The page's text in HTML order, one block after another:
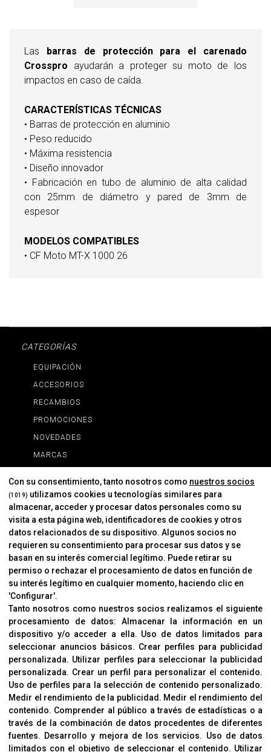
Las barras de protección para el carenado
Crosspro ayudarán a proteger su moto de los
impactos en caso de caída.
CARACTERÍSTICAS TÉCNICAS
• Barras de protección en aluminio
• Peso reducido
• Máxima resistencia
• Diseño innovador
• Fabricación en tubo de aluminio de alta calidad
con 25mm de diámetro y pared de 3mm de
espesor
MODELOS COMPATIBLES
• CF Moto MT-X 1000 26
CATEGORÍAS
EQUIPACIÓN
ACCESORIOS
RECAMBIOS
PROMOCIONES
NOVEDADES
MARCAS
INFORMACIÓN
Contacto
Cambios Y Devoluciones
CORVER
Aviso Legal
Sobre Nosotros
Cookies
Política De Privacidad
OFICINAS
C/ Coneixement 5, 08850
Gavà (Barcelona)
Con su consentimiento, tanto nosotros como nuestros socios
(1019) utilizamos cookies u tecnologías similares para
almacenar, acceder y procesar datos personales como su
visita a esta página web, identificadores de cookies y otros
datos relacionados de su dispositivo. Algunos socios no
requieren su consentimiento para procesar sus datos y se
basan en su interés comercial legítimo. Puede retirar su
permiso o rechazar el procesamiento de datos en función de
su interés legítimo en cualquier momento, haciendo clic en
'Configurar'.
Tanto nosotros como nuestros socios realizamos el siguiente
procesamiento de datos: Almacenar la información en un
dispositivo y/o acceder a ella. Uso de datos limitados para
seleccionar anuncios básicos. Crear perfiles para publicidad
personalizada. Utilizar perfiles para seleccionar la publicidad
personalizada. Crear un perfil para personalizar el contenido.
Uso de perfiles para la selección de contenido personalizado.
Medir el rendimiento de la publicidad . Medir el rendimiento del
contenido. Comprender al público a través de estadísticas o a
través de la combinación de datos procedentes de diferentes
fuentes. Desarrollo y mejora de los servicios. Uso de datos
limitados con el objetivo de seleccionar el contenido. Utilizar